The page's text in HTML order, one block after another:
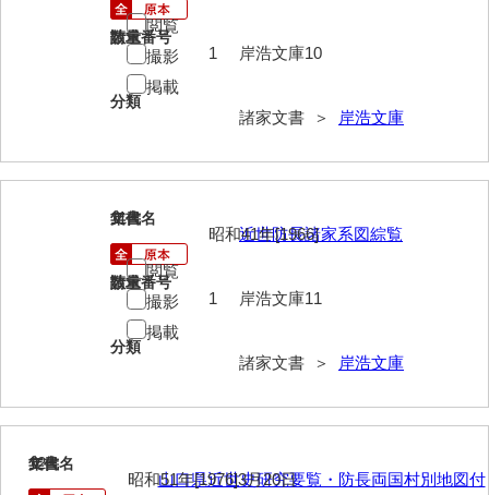
片山家文書（下関市豊浦）
片山家文書（美和町）
月輪寺文書
桂家文書（防府市）
桂家文書（宇部市1）
桂家文書（宇部市2）
桂家文書（下関市長府）
桂家文書（大阪市）
金谷家文書
請求番号
岸浩文庫10
分類
諸家文書 ＞ 岸浩文庫
数量
1
閲覧
撮影
掲載
11
文書名
近世防長諸家系図綜覧
請求番号
岸浩文庫11
分類
諸家文書 ＞ 岸浩文庫
年代
昭和41年[1966]
数量
1
閲覧
撮影
掲載
12
文書名
山口県近世史研究要覧・防長両国村別地図付
年代
昭和51年[1976]3月20日